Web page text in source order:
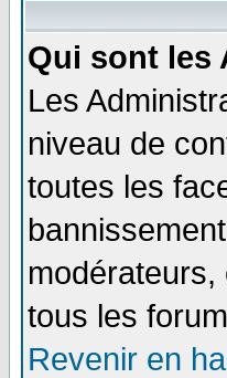
Qui sont les
Les
niveau de
toutes les
tous les
Revenir en